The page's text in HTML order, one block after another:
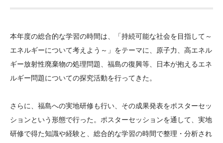
年報一覧 中谷財団レポート
ム
科学教育振興助成・
次世代理系人材育成プ
アクセス よくあるご質問
サイトマップ 中谷財団アーカイブ
日本語 English マイページ
本年度の総合的な学習の時間は、「持続可能な社会を目指して～
エネルギーについて考えよう～」をテーマに、原子力、高エネル
ギー放射性廃棄物の処理問題、福島の復興等、日本が抱えるエネ
ルギー問題についての探究活動を行ってきた。
さらに、福島への実地研修も行い、その成果発表をポスターセッ
ションという形態で行った。ポスターセッションを通して、実地
研修で得た知識や経験と、総合的な学習の時間で整理・分析され